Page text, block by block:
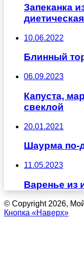
Запеканка
диетическая
10.06.2022
Блинный
06.09.2023
Капуста,
свеклой
20.01.2021
Шаурма по-
11.05.2023
Варенье из
© Copyright 2026,
Кнопка «Наверх»